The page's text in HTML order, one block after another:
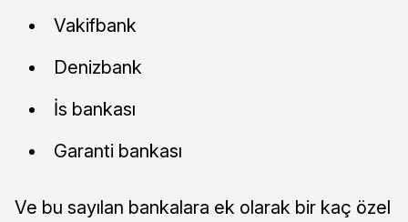
Vakifbank
Denizbank
İs bankası
Garanti bankası
Ve bu sayılan bankalara ek olarak bir kaç özel